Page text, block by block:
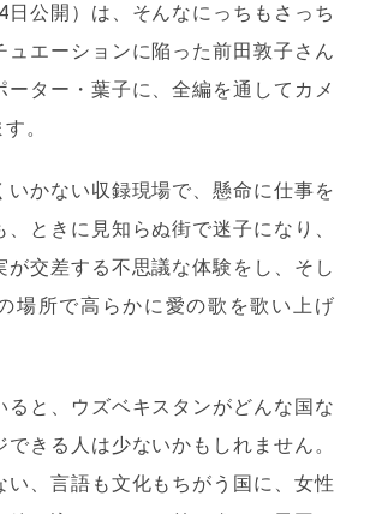
日公開）は、そんなにっちもさっち
ュエーションに陥った前田敦子さん
ーター・葉子に、全編を通してカメ
。
いかない収録現場で、懸命に仕事を
、ときに見知らぬ街で迷子になり、
が交差する不思議な体験をし、そし
場所で高らかに愛の歌を歌い上げ
ると、ウズベキスタンがどんな国な
きる人は少ないかもしれません。
い、言語も文化もちがう国に、女性